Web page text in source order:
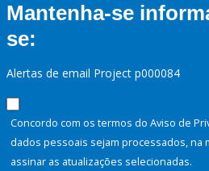
Mantenha-se
se:
Alertas de email Project p000084
Concordo com os termos do Aviso de
dados pessoais sejam processados, na
assinar as atualizações selecionadas.